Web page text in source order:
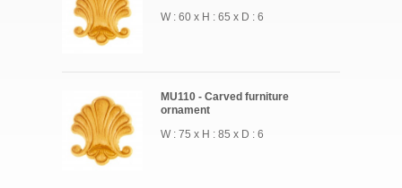
W : 60 x H : 65 x D : 6
MU110 - Carved furniture
ornament
W : 75 x H : 85 x D : 6